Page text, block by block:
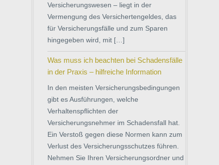
Versicherungswesen – liegt in der
Vermengung des Versichertengeldes, das
für Versicherungsfälle und zum Sparen
hingegeben wird, mit […]
Was muss ich beachten bei Schadensfälle
in der Praxis – hilfreiche Information
In den meisten Versicherungsbedingungen
gibt es Ausführungen, welche
Verhaltenspflichten der
Versicherungsnehmer im Schadensfall hat.
Ein Verstoß gegen diese Normen kann zum
Verlust des Versicherungsschutzes führen.
Nehmen Sie Ihren Versicherungsordner und